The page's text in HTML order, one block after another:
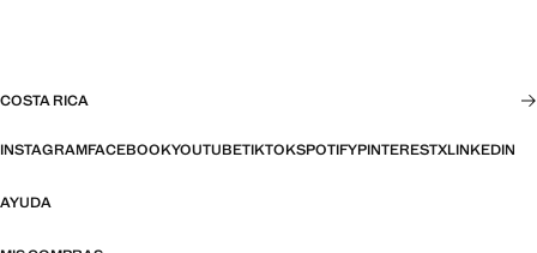
COSTA RICA
INSTAGRAMFACEBOOKYOUTUBETIKTOKSPOTIFYPINTERESTXLINKEDIN
AYUDA